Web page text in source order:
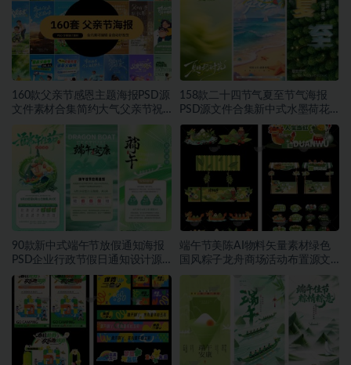
160款父亲节感恩主题海报PSD源
文件素材合集简约大气父亲节祝
福宣传设计素材~1559期
158款二十四节气夏至节气海报
PSD源文件合集新中式水墨荷花
二十四节气朋友圈宣传模板素材
~1553期
90款新中式端午节放假通知海报
PSD企业行政节假日通知设计源
文件素材~1552期
端午节美陈AI物料矢量素材绿色
国风粽子龙舟商场活动布置源文
件模板素材~1549期